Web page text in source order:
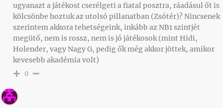
ugyanazt a játékost cserélgeti a fiatal posztra, ráadásul őt is
kölcsönbe hoztuk az utolsó pillanatban (Zsótér)? Nincsenek
szerintem akkora tehetségeink, inkább az NB1 szintjét
megütő, nem is rossz, nem is jó játékosok (mint Hidi,
Holender, vagy Nagy G, pedig ők még akkor jöttek, amikor
kevesebb akadémia volt)
0